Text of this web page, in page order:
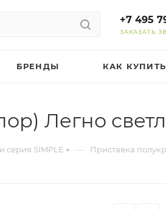
+7 495
ЗАКАЗАТЬ
БРЕНДЫ КАК КУПИТЬ
Легно
серия SIMPLE — Приставка